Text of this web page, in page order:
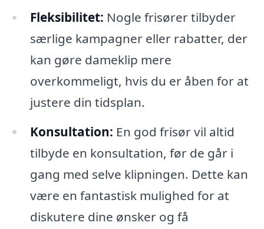
Fleksibilitet: Nogle frisører tilbyder
særlige kampagner eller rabatter, der
kan gøre dameklip mere
overkommeligt, hvis du er åben for at
justere din tidsplan.
Konsultation: En god frisør vil altid
tilbyde en konsultation, før de går i
gang med selve klipningen. Dette kan
være en fantastisk mulighed for at
diskutere dine ønsker og få